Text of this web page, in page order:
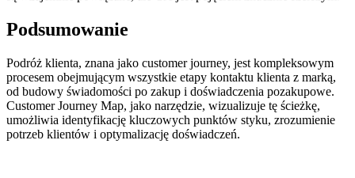
Podsumowanie
Podróż klienta, znana jako customer journey, jest kompleksowym
procesem obejmującym wszystkie etapy kontaktu klienta z marką,
od budowy świadomości po zakup i doświadczenia pozakupowe.
Customer Journey Map, jako narzędzie, wizualizuje tę ścieżkę,
umożliwia identyfikację kluczowych punktów styku, zrozumienie
potrzeb klientów i optymalizację doświadczeń.